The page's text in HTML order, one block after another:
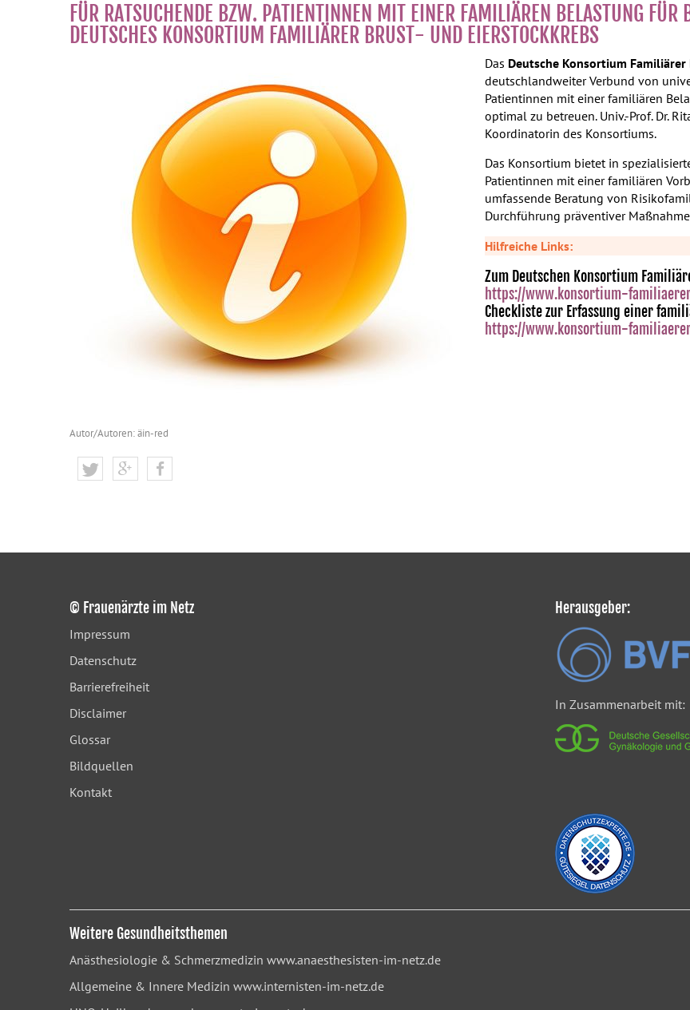
FÜR RATSUCHENDE BZW. PATIENTINNEN MIT EINER FAMILIÄREN BELASTUNG
DEUTSCHES KONSORTIUM FAMILIÄRER BRUST- UND EIERSTOCKKREBS
Das Deutsche Konsortium
deutschlandweiter Verbund von
Patientinnen mit einer familiären
optimal zu betreuen. Univ.-Prof. Dr.
Koordinatorin des Konsortiums.
Das Konsortium bietet in
Patientinnen mit einer familiären
umfassende Beratung von
Durchführung präventiver
Hilfreiche Links:
Zum Deutschen Konsortium
https://www.konsortium-
Checkliste zur Erfassung einer
https://www.konsortium-
Autor/Autoren: äin-red
© Frauenärzte im Netz
Impressum
Datenschutz
Barrierefreiheit
Disclaimer
Glossar
Bildquellen
Kontakt
Herausgeber:
In Zusammenarbeit mit:
Weitere Gesundheitsthemen
Anästhesiologie & Schmerzmedizin www.anaesthesisten-im-netz.de
Allgemeine & Innere Medizin www.internisten-im-netz.de